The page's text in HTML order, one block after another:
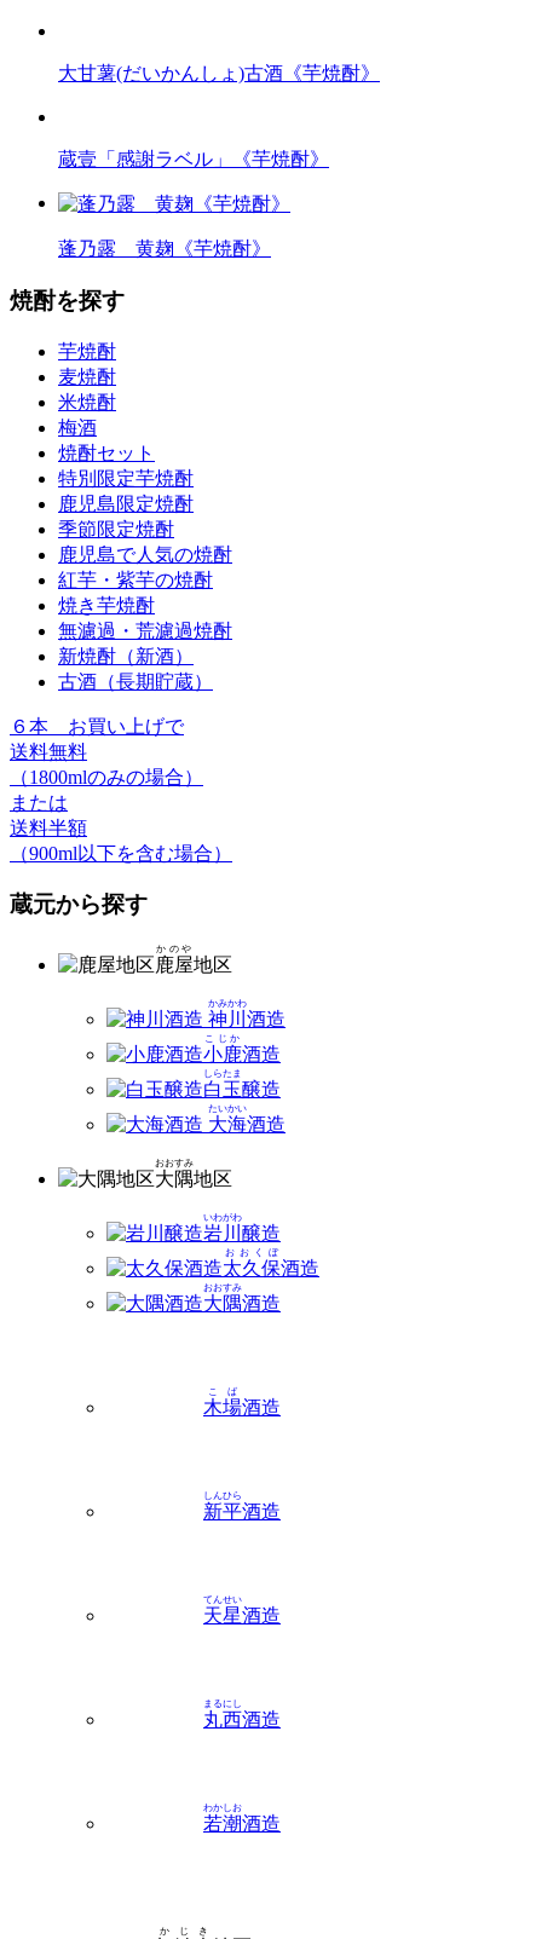
大甘薯(だいかんしょ)古酒《芋焼酎》
蔵壹「感謝ラベル」《芋焼酎》
蓬乃露 黄麹《芋焼酎》
焼酎を探す
芋焼酎
麦焼酎
米焼酎
梅酒
焼酎セット
特別限定芋焼酎
鹿児島限定焼酎
季節限定焼酎
鹿児島で人気の焼酎
紅芋・紫芋の焼酎
焼き芋焼酎
無濾過・荒濾過焼酎
新焼酎（新酒）
古酒（長期貯蔵）
６本 お買い上げで
送料無料
（1800mlのみの場合）
または
送料半額
（900ml以下を含む場合）
蔵元から探す
鹿屋
かのや
地区
神川
かみかわ
酒造
小鹿
こじか
酒造
白玉
しらたま
醸造
大海
たいかい
酒造
大隅
おおすみ
地区
岩川
いわがわ
醸造
太久保
おおくぼ
酒造
大隅
おおすみ
酒造